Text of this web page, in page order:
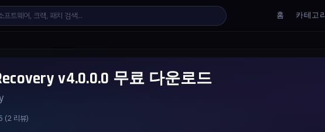
홈 카테고
v4.0.0.0 무료 다운로드
(2 리뷰)